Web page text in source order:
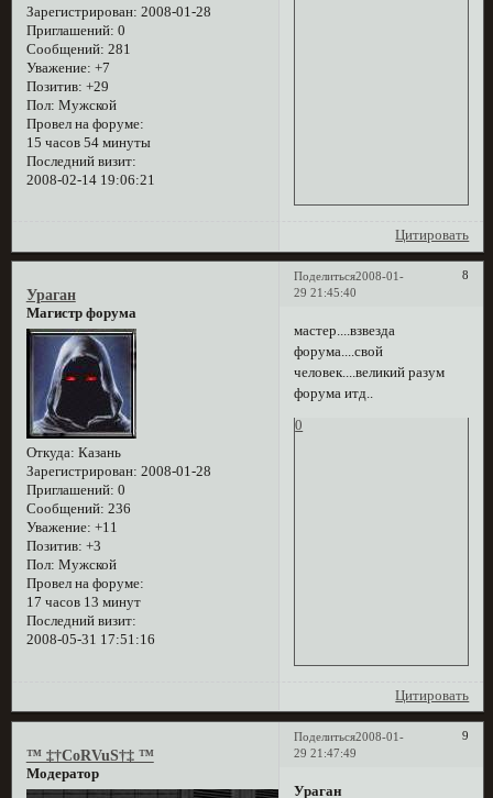
Зарегистрирован: 2008-01-28
Приглашений: 0
Сообщений: 281
Уважение: +7
Позитив: +29
Пол: Мужской
Провел на форуме:
15 часов 54 минуты
Последний визит:
2008-02-14 19:06:21
Цитировать
Поделиться 8
2008-01-
29 21:45:40
Ураган
Магистр форума
Откуда: Казань
Зарегистрирован: 2008-01-28
Приглашений: 0
Сообщений: 236
Уважение: +11
Позитив: +3
Пол: Мужской
Провел на форуме:
17 часов 13 минут
Последний визит:
2008-05-31 17:51:16
мастер....взвезда
форума....свой
человек....великий разум
форума итд..
0
Цитировать
Поделиться 9
2008-01-
29 21:47:49
™ ‡†CoRVuS†‡ ™
Модератор
Ураган